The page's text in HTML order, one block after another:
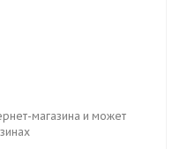
магазина и может